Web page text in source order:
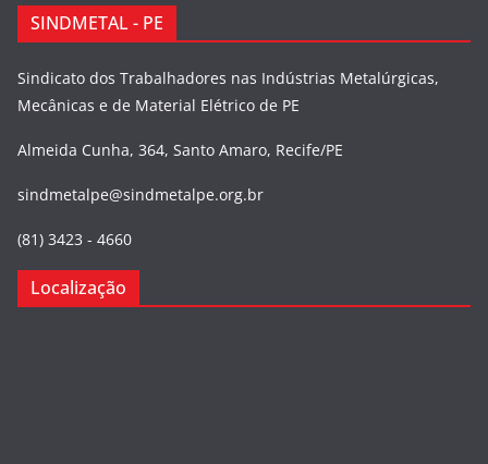
SINDMETAL - PE
Sindicato dos Trabalhadores nas Indústrias Metalúrgicas,
Mecânicas e de Material Elétrico de PE
Almeida Cunha, 364, Santo Amaro, Recife/PE
sindmetalpe@sindmetalpe.org.br
(81) 3423 - 4660
Localização